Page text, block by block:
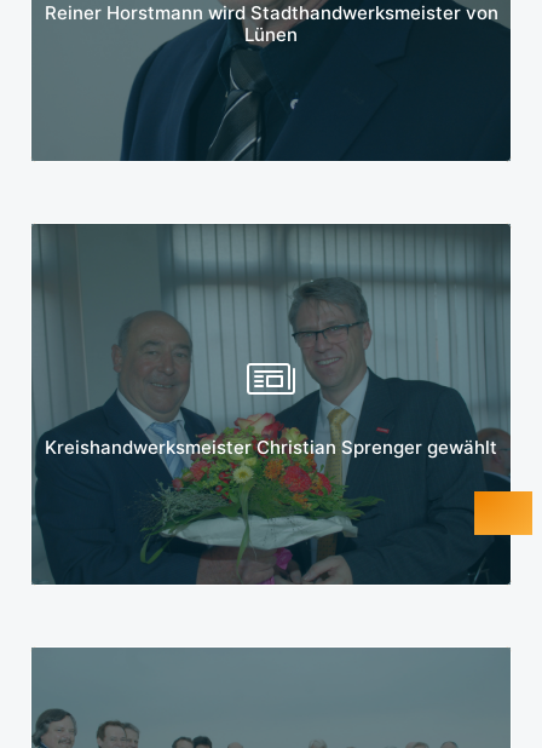
Reiner Horstmann wird Stadthandwerksmeister von
Lünen
Kreishandwerksmeister Christian Sprenger gewählt
Mehr erfahren